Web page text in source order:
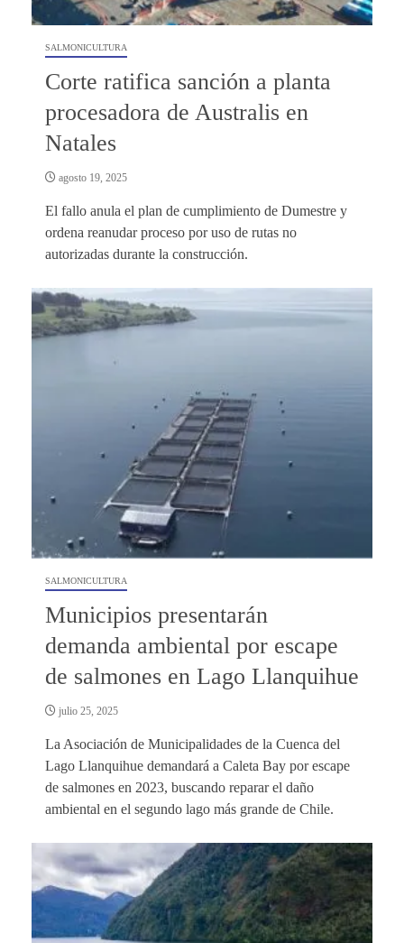
SALMONICULTURA
Corte ratifica sanción a planta
procesadora de Australis en
Natales
agosto 19, 2025
El fallo anula el plan de cumplimiento de Dumestre y
ordena reanudar proceso por uso de rutas no
autorizadas durante la construcción.
SALMONICULTURA
Municipios presentarán
demanda ambiental por escape
de salmones en Lago Llanquihue
julio 25, 2025
La Asociación de Municipalidades de la Cuenca del
Lago Llanquihue demandará a Caleta Bay por escape
de salmones en 2023, buscando reparar el daño
ambiental en el segundo lago más grande de Chile.